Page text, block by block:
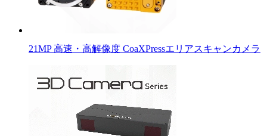
21MP 高速・高解像度 CoaXPressエリアスキャンカメラ